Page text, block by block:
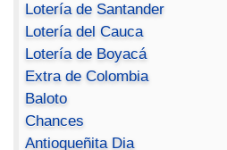
Lotería de Santander
Lotería del Cauca
Lotería de Boyacá
Extra de Colombia
Baloto
Chances
Antioqueñita Dia